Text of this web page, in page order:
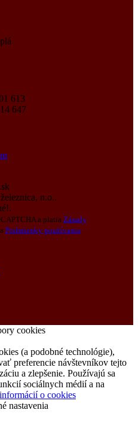
613
647
n.o..
a platia Zásady
Podmienky používania
cookies
(a podobné technológie),
preferencie návštevníkov tejto
a zlepšenie. Používajú sa
sociálnych médií a na
o cookies
nastavenia